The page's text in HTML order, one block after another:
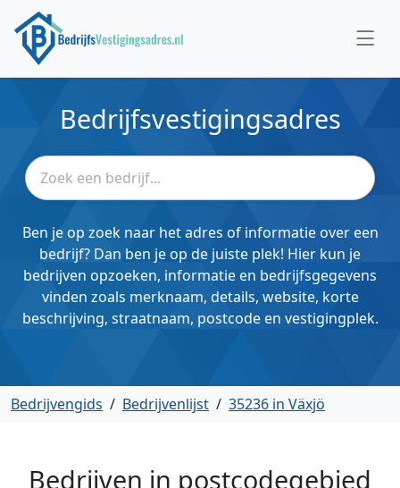
Bedrijfsvestigingsadres
Ben je op zoek naar het adres of informatie over een
bedrijf? Dan ben je op de juiste plek! Hier kun je
bedrijven opzoeken, informatie en bedrijfsgegevens
vinden zoals merknaam, details, website, korte
beschrijving, straatnaam, postcode en vestigingplek.
Bedrijvengids / Bedrijvenlijst / 35236 in Växjö
Bedrijven in postcodegebied